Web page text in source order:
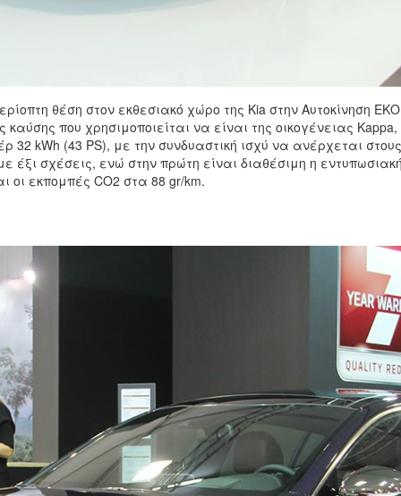
θέση στον εκθεσιακό χώρο της Kia στην Αυτοκίνηση
που χρησιμοποιείται να είναι της οικογένειας
32 kWh (43 PS), με την συνδυαστική ισχύ να ανέρχεται
έξι σχέσεις, ενώ στην πρώτη είναι διαθέσιμη η
οι εκπομπές CO2 στα 88 gr/km.